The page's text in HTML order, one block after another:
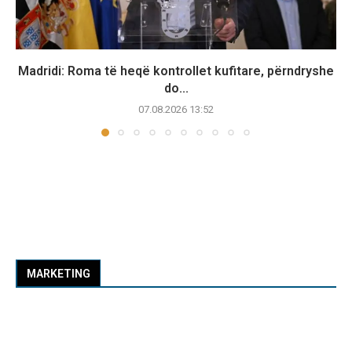
Madridi: Roma të heqë kontrollet kufitare, përndryshe
do...
07.08.2026 13:52
MARKETING